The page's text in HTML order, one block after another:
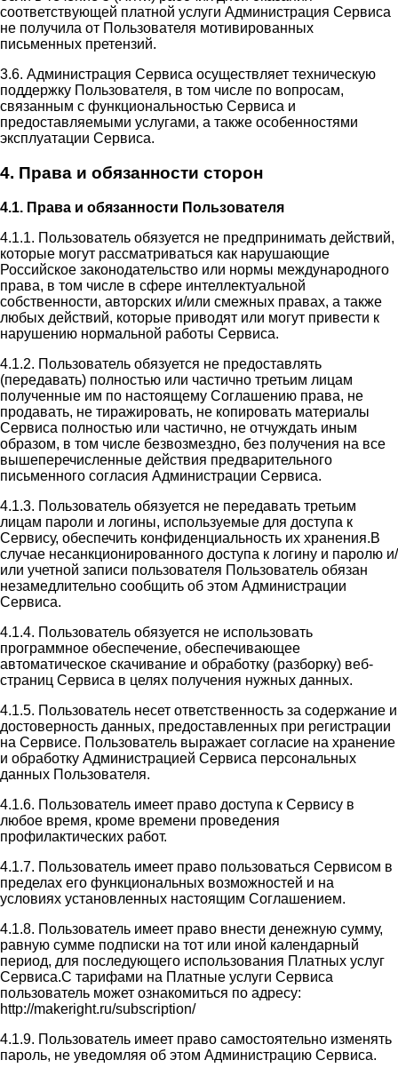
соответствующей платной услуги Администрация Сервиса
не получила от Пользователя мотивированных
письменных претензий.
3.6. Администрация Сервиса осуществляет техническую
поддержку Пользователя, в том числе по вопросам,
связанным с функциональностью Сервиса и
предоставляемыми услугами, а также особенностями
эксплуатации Сервиса.
4. Права и обязанности сторон
4.1. Права и обязанности Пользователя
4.1.1. Пользователь обязуется не предпринимать действий,
которые могут рассматриваться как нарушающие
Российское законодательство или нормы международного
права, в том числе в сфере интеллектуальной
собственности, авторских и/или смежных правах, а также
любых действий, которые приводят или могут привести к
нарушению нормальной работы Сервиса.
4.1.2. Пользователь обязуется не предоставлять
(передавать) полностью или частично третьим лицам
полученные им по настоящему Соглашению права, не
продавать, не тиражировать, не копировать материалы
Сервиса полностью или частично, не отчуждать иным
образом, в том числе безвозмездно, без получения на все
вышеперечисленные действия предварительного
письменного согласия Администрации Сервиса.
4.1.3. Пользователь обязуется не передавать третьим
лицам пароли и логины, используемые для доступа к
Сервису, обеспечить конфиденциальность их хранения.В
случае несанкционированного доступа к логину и паролю и/
или учетной записи пользователя Пользователь обязан
незамедлительно сообщить об этом Администрации
Сервиса.
4.1.4. Пользователь обязуется не использовать
программное обеспечение, обеспечивающее
автоматическое скачивание и обработку (разборку) веб-
страниц Сервиса в целях получения нужных данных.
4.1.5. Пользователь несет ответственность за содержание и
достоверность данных, предоставленных при регистрации
на Сервисе. Пользователь выражает согласие на хранение
и обработку Администрацией Сервиса персональных
данных Пользователя.
4.1.6. Пользователь имеет право доступа к Сервису в
любое время, кроме времени проведения
профилактических работ.
4.1.7. Пользователь имеет право пользоваться Сервисом в
пределах его функциональных возможностей и на
условиях установленных настоящим Соглашением.
4.1.8. Пользователь имеет право внести денежную сумму,
равную сумме подписки на тот или иной календарный
период, для последующего использования Платных услуг
Сервиса.С тарифами на Платные услуги Сервиса
пользователь может ознакомиться по адресу:
http://makeright.ru/subscription/
4.1.9. Пользователь имеет право самостоятельно изменять
пароль, не уведомляя об этом Администрацию Сервиса.